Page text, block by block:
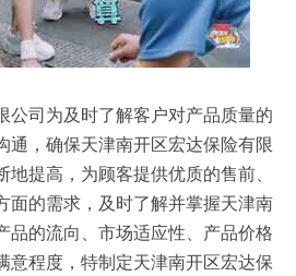
公司为及时了解客户对产品质量的
通，确保天津南开区宏达保险有限
提高，为顾客提供优质的售前、
面的需求，及时了解并掌握天津南
品的流向、市场适应性、产品价格
意程度，特制定天津南开区宏达保